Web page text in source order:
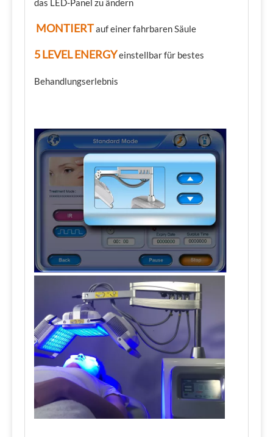
das LED-Panel zu ändern
MONTIERTauf einer fahrbaren Säule
5LEVEL ENERGYeinstellbar für bestes
Behandlungserlebnis